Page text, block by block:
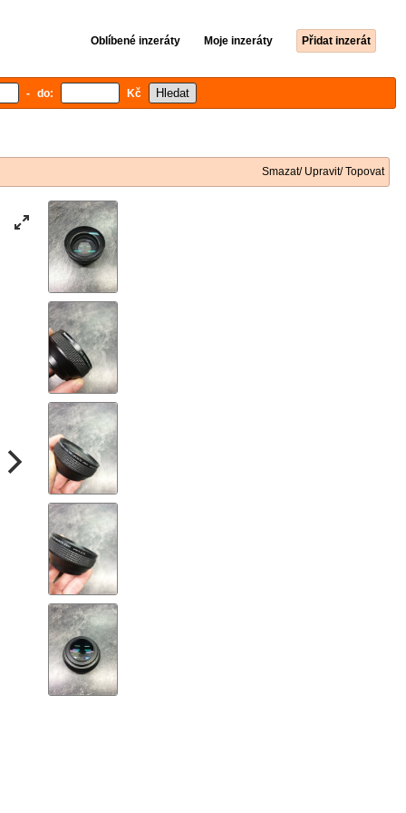
Oblíbené inzeráty Moje inzeráty Přidat inzerát
- do: Kč
Smazat/ Upravit/ Topovat